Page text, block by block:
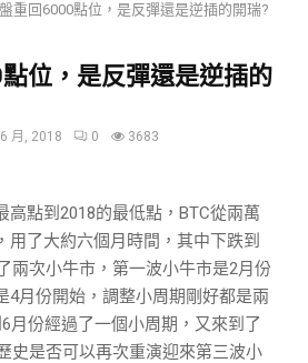
重回6000點位，是反彈還是逆插的開瑞?
位，是反彈還是逆插的
月, 2018 0 3683
高點到2018的最低點，BTC從兩萬
用了大約六個月時間，其中下跌到
兩次小牛市，第一波小牛市是2月份
4月份開始，調整小周期剛好都是兩
月份經過了一個小周期，又來到了
史是否可以再次重演迎來第三波小